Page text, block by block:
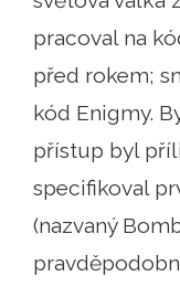
pracoval na
před rokem;
kód Enigmy.
přístup byl
specifikoval
(nazvaný